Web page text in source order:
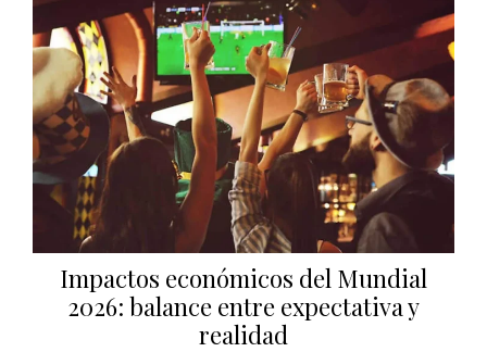
Impactos económicos del Mundial
2026: balance entre expectativa y
realidad